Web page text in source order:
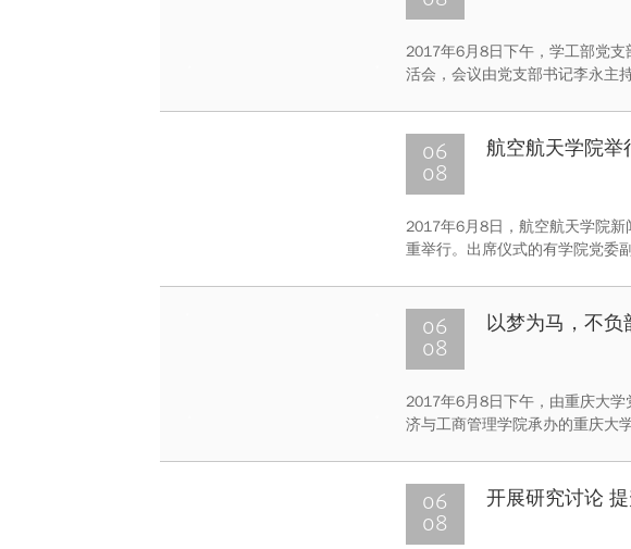
2017年6月8日下午，学工部党
活会，会议由党支部书记李永主
（讨论稿）》进行交流讨论。
06
08
航空航天学院举
2017年6月8日，航空航天学院
重举行。出席仪式的有学院党委
06
08
以梦为马，不负
2017年6月8日下午，由重庆大
济与工商管理学院承办的重庆大
06
08
开展研究讨论